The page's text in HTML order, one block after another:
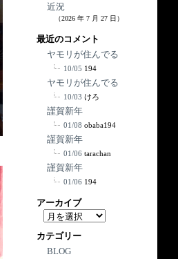
近況
（2026 年 7 月 27 日）
最近のコメント
ヤモリが住んでる
10/05 194
ヤモリが住んでる
10/03 けろ
謹賀新年
01/08 obaba194
謹賀新年
01/06 tarachan
謹賀新年
01/06 194
アーカイブ
ア
カ
イ
カテゴリー
BLOG